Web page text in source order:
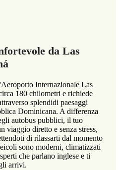
da Las
Internazionale Las
180 chilometri e richiede
splendidi paesaggi
Dominicana. A differenza
autobus pubblici, il tuo
viaggio diretto e senza stress,
di rilassarti dal momento
sono moderni, climatizzati
che parlano inglese e ti
arrivi.